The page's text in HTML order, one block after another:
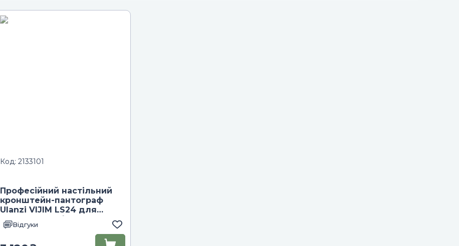
Код: 2133101
Професійний настільний
кронштейн-пантограф
Ulanzi VIJIM LS24 для
камери, телефона,
мікрофона
Відгуки